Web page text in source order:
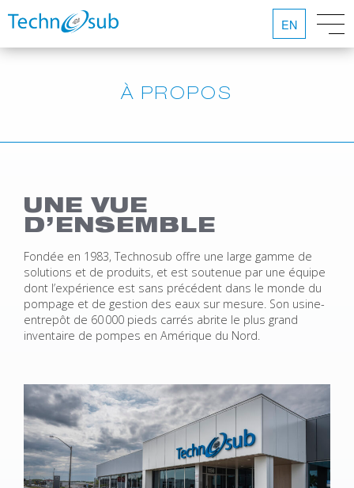
EN
À PROPOS
UNE VUE
D’ENSEMBLE
Fondée en 1983, Technosub offre une large gamme de
solutions et de produits, et est soutenue par une équipe
dont l’expérience est sans précédent dans le monde du
pompage et de gestion des eaux sur mesure. Son usine-
entrepôt de 60 000 pieds carrés abrite le plus grand
inventaire de pompes en Amérique du Nord.